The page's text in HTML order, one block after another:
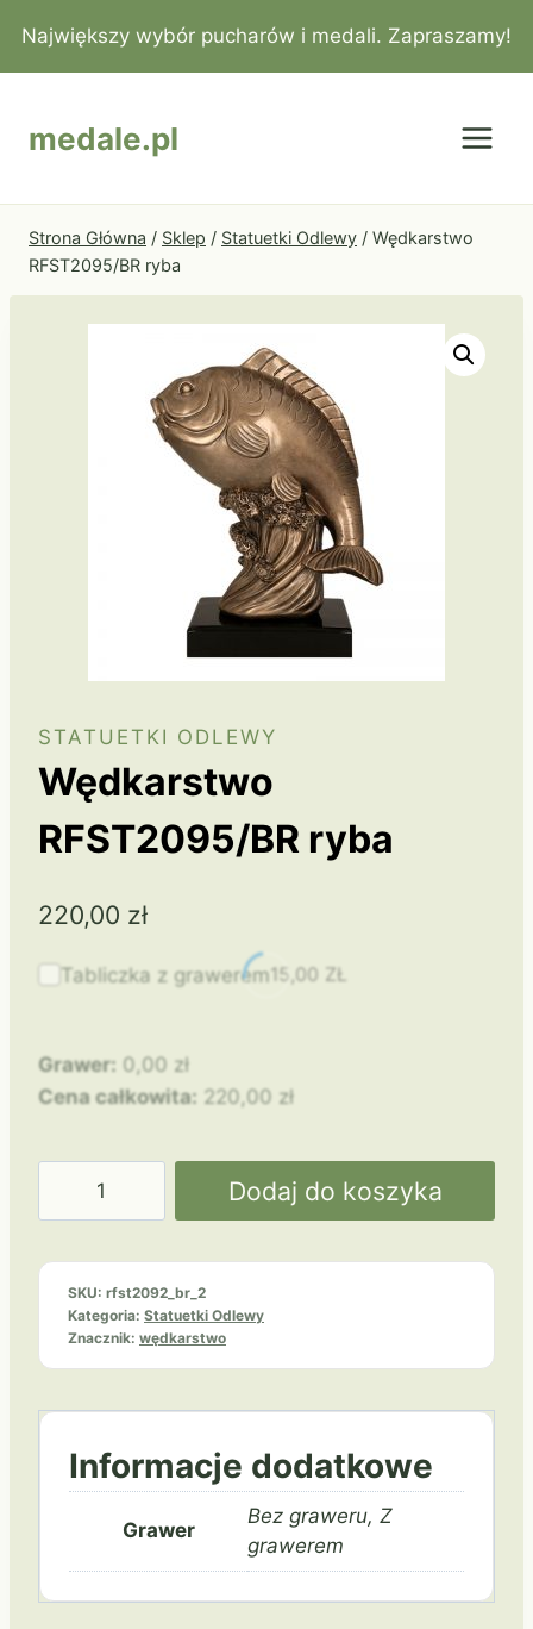
do
treści
Największy wybór pucharów i medali. Zapraszamy!
medale.pl
Strona Główna / Sklep / Statuetki Odlewy / Wędkarstwo
RFST2095/BR ryba
STATUETKI ODLEWY
Wędkarstwo
RFST2095/BR ryba
220,00 zł
Tabliczka z grawerem15,00 ZŁ
Grawer: 0,00 zł
Cena całkowita: 220,00 zł
ryba
Dodaj do koszyka
SKU: rfst2092_br_2
Kategoria: Statuetki Odlewy
Znacznik: wędkarstwo
Informacje dodatkowe
Grawer
Bez graweru, Z
grawerem